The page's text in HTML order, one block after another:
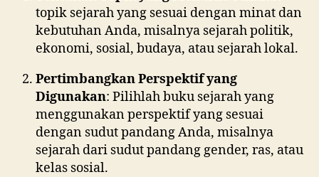
topik sejarah yang sesuai dengan minat dan
kebutuhan Anda, misalnya sejarah politik,
ekonomi, sosial, budaya, atau sejarah lokal.
Pertimbangkan Perspektif yang
Digunakan: Pilihlah buku sejarah yang
menggunakan perspektif yang sesuai
dengan sudut pandang Anda, misalnya
sejarah dari sudut pandang gender, ras, atau
kelas sosial.